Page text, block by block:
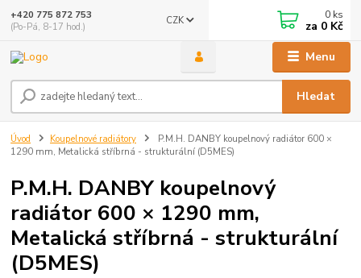
Menu
CZK
Hledat
+420 775 872 753
(Po-Pá, 8-17 hod.)
0 ks
za 0 Kč
Úvod Koupelnové radiátory
P.M.H. DANBY koupelnový radiátor 600 ×
1290 mm, Metalická stříbrná - strukturální (D5MES)
P.M.H. DANBY koupelnový
radiátor 600 × 1290 mm,
Metalická stříbrná - strukturální
(D5MES)